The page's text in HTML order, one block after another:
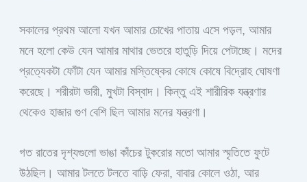
সকালের প্রথম আলো যখন আমার চোখের পাতায় এসে পড়ল, আমার
মনে হলো কেউ যেন আমার মাথার ভেতরে হাতুড়ি দিয়ে পেটাচ্ছে। মদের
প্রত্যেকটা ফোঁটা যেন আমার মস্তিষ্কের কোষে কোষে বিদ্রোহ ঘোষণা
করেছে। শরীরটা ভারী, মুখটা বিস্বাদ। কিন্তু এই শারীরিক যন্ত্রণার
থেকেও হাজার গুণ বেশি ছিল আমার মনের যন্ত্রণা।
গত রাতের দৃশ্যগুলো ভাঙা কাঁচের টুকরোর মতো আমার স্মৃতিতে ফুটে
উঠছিল। আমার টলতে টলতে বাড়ি ফেরা, বাবার কোলে ওঠা, আর